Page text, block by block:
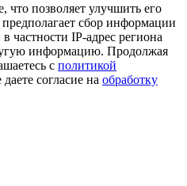
что позволяет улучшить его
сбор информации
частности IP-адрес региона
информацию. Продолжая
с политикой
даете согласие на обработку